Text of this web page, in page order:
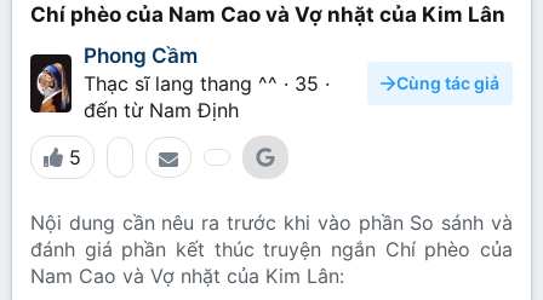
Chí phèo của Nam Cao và Vợ nhặt của Kim Lân
Phong Cầm
Thạc sĩ lang thang ^^ · 35 ·
đến từ Nam Định
Cùng tác giả
5
Nội dung cần nêu ra trước khi vào phần So sánh và
đánh giá phần kết thúc truyện ngắn Chí phèo của
Nam Cao và Vợ nhặt của Kim Lân: